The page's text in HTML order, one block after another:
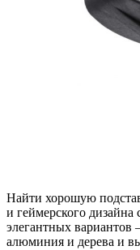
Найти хорошую
и геймерского
элегантных вариантов
алюминия и дерева и